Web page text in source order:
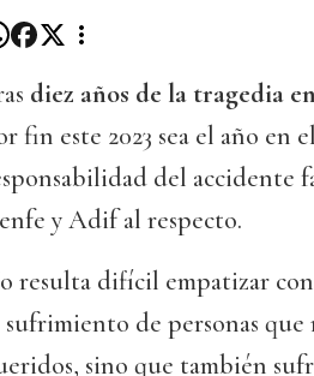
diez años de la tragedia
fin este 2023 sea el año en
del accidente
y Adif al respecto.
resulta difícil empatizar con
sufrimiento de personas que
sino que también